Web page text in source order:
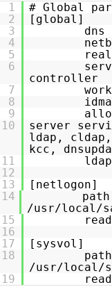
1
# Global
2
[global]
3
dns
4
5
6
controller
7
8
9
10
server
ldap,
kcc,
11
12
13
[netlogon]
14
/usr/local/
15
16
17
[sysvol]
18
/usr/local/
19